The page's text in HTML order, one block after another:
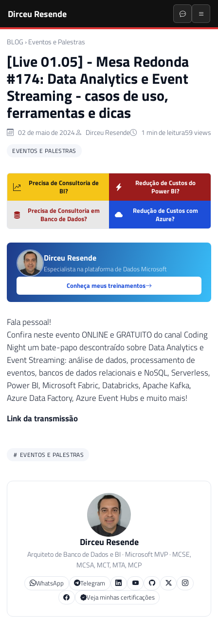
Dirceu Resende
BLOG › Eventos e Palestras
[Live 01.05] - Mesa Redonda
#174: Data Analytics e Event
Streaming - casos de uso,
ferramentas e dicas
02 de maio de 2024 Dirceu Resende 1 min de leitura59 views
EVENTOS E PALESTRAS
Precisa de Consultoria de
BI?
Redução de Custos do
Power BI?
Precisa de Consultoria em
Banco de Dados?
Redução de Custos com
Azure?
Dirceu Resende
Especialista na plataforma de Dados Microsoft
Conheça meus treinamentos
Fala pessoal!
Confira neste evento ONLINE e GRATUITO do canal Coding
Night um bate-papo descontraído sobre Data Analytics e
Event Streaming: análise de dados, processamento de
eventos, bancos de dados relacionais e NoSQL, Serverless,
Power BI, Microsoft Fabric, Databricks, Apache Kafka,
Azure Data Factory, Azure Event Hubs e muito mais!
Link da transmissão
EVENTOS E PALESTRAS
Dirceu Resende
Arquiteto de Banco de Dados e BI · Microsoft MVP · MCSE,
MCSA, MCT, MTA, MCP
WhatsApp
Telegram
Veja minhas certificações